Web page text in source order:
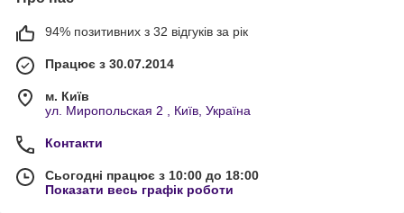
94% позитивних з 32 відгуків за рік
Працює з 30.07.2014
м. Київ
ул. Миропольская 2 , Київ, Україна
Контакти
Сьогодні працює з 10:00 до 18:00
Показати весь графік роботи